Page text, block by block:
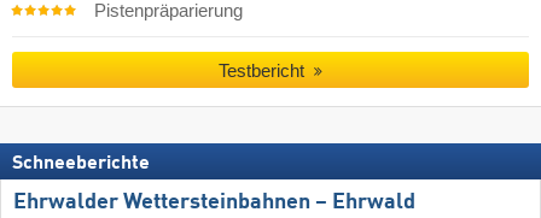
Pistenpräparierung
Testbericht
Schneeberichte
Ehrwalder Wettersteinbahnen – Ehrwald